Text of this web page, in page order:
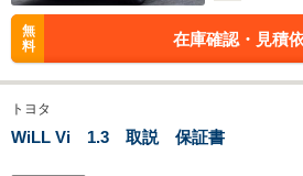
無
料
在庫確認・見積
トヨタ
WiLL Vi 1.3 取説 保証書